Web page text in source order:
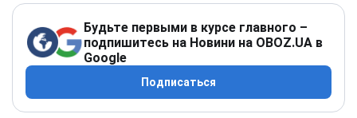
Будьте первыми в курсе главного –
подпишитесь на Новини на OBOZ.UA в
Google
Подписаться